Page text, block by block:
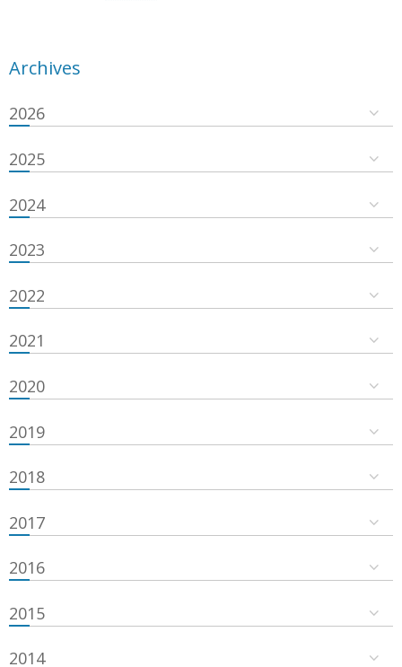
Archives
2026
2025
2024
2023
2022
2021
2020
2019
2018
2017
2016
2015
2014